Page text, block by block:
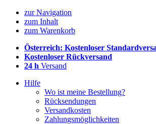
zur Navigation
zum Inhalt
zum Warenkorb
Österreich: Kostenloser
Kostenloser Rückversand
24 h Versand
Hilfe
Wo ist meine Bestellung?
Rücksendungen
Versandkosten
Zahlungsmöglichkeiten